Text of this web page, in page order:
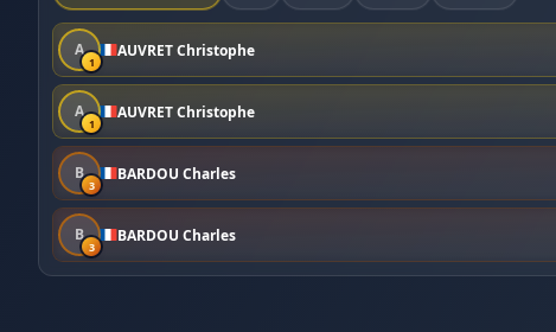
A
1
AUVRET Christophe
A
1
AUVRET Christophe
B
3
BARDOU Charles
B
3
BARDOU Charles